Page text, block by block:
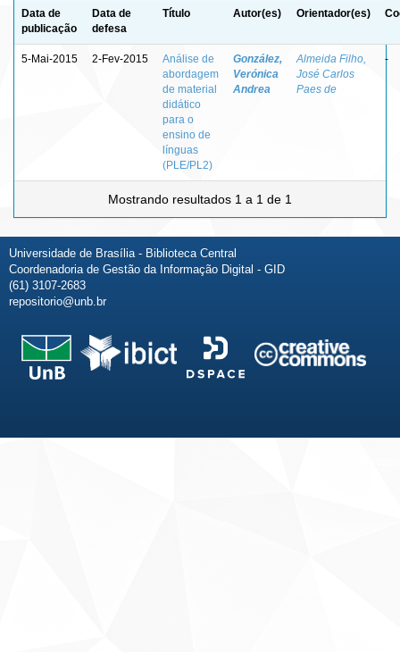
Data de
publicação
Data de
defesa
Título Autor(es) Orientador(es)
5-Mai-2015 2-Fev-2015
Análise de
abordagem
de material
didático
para o
ensino de
línguas
(PLE/PL2)
González,
Verónica
Andrea
Almeida Filho,
José Carlos
Paes de
-
Mostrando resultados 1 a 1 de 1
Universidade de Brasília - Biblioteca Central
Coordenadoria de Gestão da Informação Digital - GID
(61) 3107-2683
repositorio@unb.br